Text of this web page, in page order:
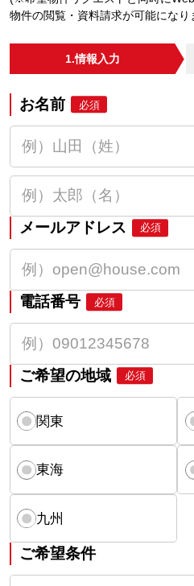
物件の閲覧・資料請求が可能になり
1.情報入力
お名前 必須
メールアドレス 必須
電話番号 必須
ご希望の地域 必須
関東
東海
九州
ご希望条件